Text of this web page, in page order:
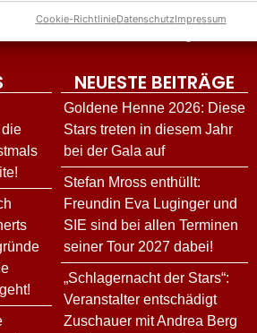
Cookie-RichtlinieDatenschutzImpressum
Österreich
Fotogalerien
NEUESTE BEITRÄGE
Goldene Henne 2026: Diese
Stars treten in diesem Jahr
bei der Gala auf
Stefan Mross enthüllt:
Freundin Eva Luginger und
SIE sind bei allen Terminen
seiner Tour 2027 dabei!
„Schlagernacht der Stars“:
Veranstalter entschädigt
Zuschauer mit Andrea Berg